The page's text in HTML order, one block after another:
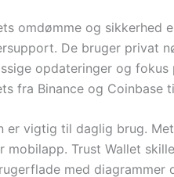
omdømme og sikkerhed
De bruger privat
opdateringer og fokus
fra Binance og Coinbase
er vigtig til daglig brug.
mobilapp. Trust Wallet
med diagrammer